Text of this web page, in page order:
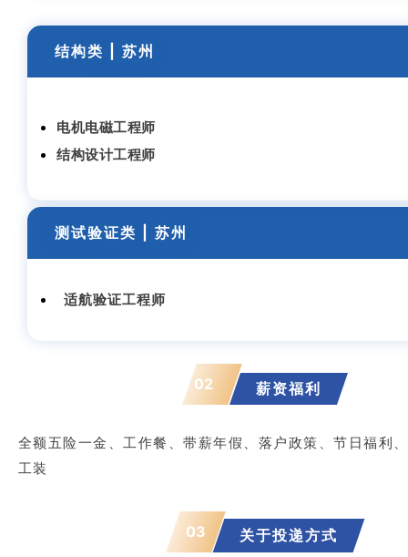
结构类 | 苏州
电机电磁工程师
结构设计工程师
测试验证类 | 苏州
适航验证工程师
02 薪资福利
全额五险一金、工作餐、带薪年假、落户政策、节日福利
工装
03 关于投递方式